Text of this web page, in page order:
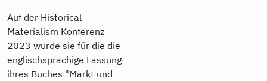
Auf der Historical
Materialism Konferenz
2023 wurde sie für die die
englischsprachige Fassung
ihres Buches "Markt und